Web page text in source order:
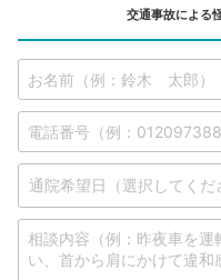
交通事故による